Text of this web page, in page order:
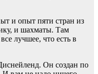
и опыт пяти стран из
и шахматы. Там
лучшее, что есть в
Он создан по